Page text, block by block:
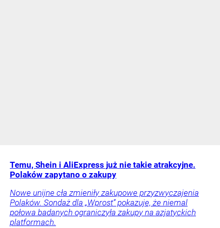
Temu, Shein i AliExpress już nie takie atrakcyjne.
Polaków zapytano o zakupy
Nowe unijne cła zmieniły zakupowe przyzwyczajenia
Polaków. Sondaż dla „Wprost” pokazuje, że niemal
połowa badanych ograniczyła zakupy na azjatyckich
platformach.